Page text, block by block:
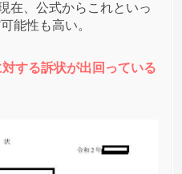
ルド(PGA)への投稿
。飛んだ。
在、公式からこれといっ
能性も高い。
する訴状が出回っている